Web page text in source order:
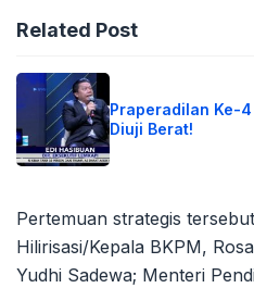
Related Post
Praperadilan Ke-4
Diuji Berat!
Pertemuan strategis
Hilirisasi/Kepala BKPM,
Yudhi Sadewa; Menteri